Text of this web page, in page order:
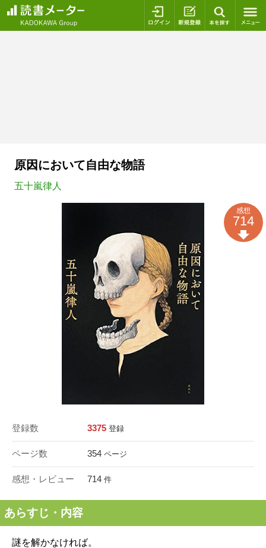
ログイン 新規登録
原因において自由な物語
五十嵐律人
登録数 3375 登録
ページ数 354 ページ
感想・レビュー 714 件
感想
714
あらすじ・内容
謎を解かなければ。